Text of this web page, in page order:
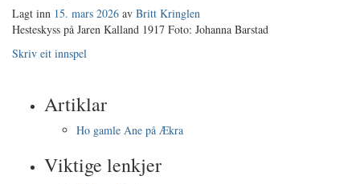
Lagt inn 15. mars 2026 av Britt Kringlen
Hesteskyss på Jaren Kalland 1917 Foto: Johanna Barstad
Skriv eit innspel
Artiklar
Ho gamle Ane på Ækra
Viktige lenkjer